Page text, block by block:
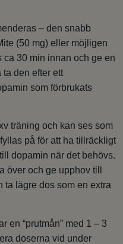
– den snabb
(50 mg) eller möjligen
ca 30 min innan och ge en
ta den efter ett
som förbrukats
träning och kan ses som
på för att ha tillräckligt
dopamin när det behövs.
över och ge upphov till
ta lägre dos som en extra
en “prutmån” med 1 – 3
doserna vid under